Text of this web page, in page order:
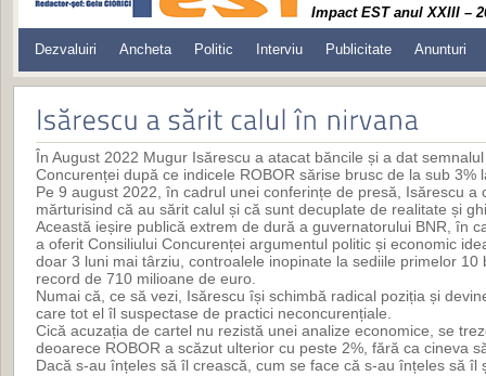
Impact EST anul XXIII –
Dezvaluiri Ancheta Politic Interviu Publicitate Anunturi
În August 2022 Mugur Isărescu a atacat băncile și a dat
Concurenței după ce indicele ROBOR sărise brusc de la sub 3%
Pe 9 august 2022, în cadrul unei conferințe de presă, Isărescu a
mărturisind că au sărit calul și că sunt decuplate de realitate și
Această ieșire publică extrem de dură a guvernatorului BNR, în
a oferit Consiliului Concurenței argumentul politic și economic
doar 3 luni mai târziu, controalele inopinate la sediile primelor 10
record de 710 milioane de euro.
Numai că, ce să vezi, Isărescu își schimbă radical poziția și
care tot el îl suspectase de practici neconcurențiale.
Cică acuzația de cartel nu rezistă unei analize economice, se
deoarece ROBOR a scăzut ulterior cu peste 2%, fără ca cineva
Dacă s-au înțeles să îl crească, cum se face că s-au înțeles să îl